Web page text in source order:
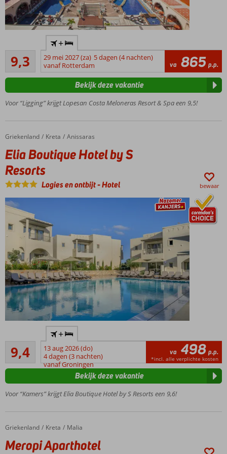
een
toplocatie!
"OM
van
3.500
m2
tropische
tuin vol met
zwembaden
Ook te
boeken
9,3
Uitstekend
342
beoordelingen
+
29 mei 2027 (za) 5 dagen (4 nachten)
vanaf Rotterdam
va 865 p.p.
Voor “Ligging” krijgt Lopesan Costa Meloneras Resort & Spa een 9,5!
Bekijk deze vakantie
Home
Griekenland Kreta Anissaras
Elia Boutique Hotel by S Resorts
Elia Boutique Hotel by S
Resorts
Logies en ontbijt-Hotel bewaar
boetiekhotel
met
moderne
uitstraling
vlak bij
het
van
Anissaras
9,4
Uitstekend
55
beoordelingen
+
13 aug 2026 (do)
4 dagen (3 nachten)
vanaf Groningen
va 498 p.p.
*incl. alle verplichte kosten
Voor “Kamers” krijgt Elia Boutique Hotel by S Resorts een 9,6!
Bekijk deze vakantie
Home
Griekenland Kreta Malia
Meropi Aparthotel
Meropi Aparthotel